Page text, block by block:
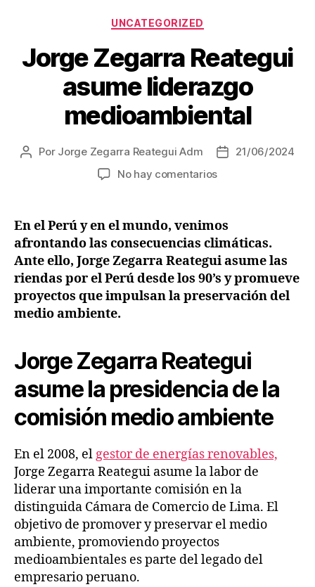
Categorías
UNCATEGORIZED
Jorge Zegarra Reategui
asume liderazgo
medioambiental
Autor
Por Jorge Zegarra Reategui Adm
Fecha21/06/2024
No hay comentariosen
Reategui
asume
liderazgo
medioambiental
En el Perú y en el mundo, venimos
afrontando las consecuencias climáticas.
Ante ello, Jorge Zegarra Reategui asume las
riendas por el Perú desde los 90’s y promueve
proyectos que impulsan la preservación del
medio ambiente.
Jorge Zegarra Reategui
asume la presidencia de la
comisión medio ambiente
En el 2008, elgestor de energías renovables,
Jorge Zegarra Reategui asume la labor de
liderar una importante comisión en la
distinguida Cámara de Comercio de Lima. El
objetivo de promover y preservar el medio
ambiente, promoviendo proyectos
medioambientales es parte del legado del
empresario peruano.